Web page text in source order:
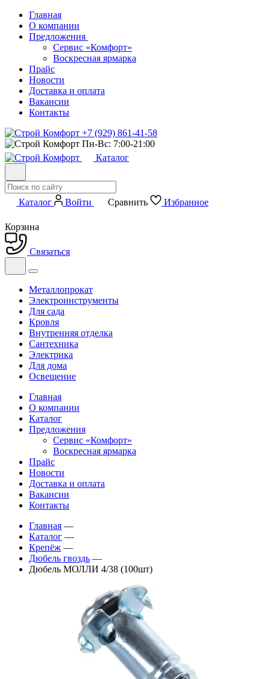
Главная
О компании
Предложения
Сервис «Комфорт»
Воскресная ярмарка
Прайс
Новости
Доставка и оплата
Вакансии
Контакты
+7 (929) 861-41-58
Пн-Вс: 7:00-21:00
Каталог
Каталог Войти Сравнить Избранное
Корзина
Связаться
Металлопрокат
Электроинструменты
Для сада
Кровля
Внутренняя отделка
Сантехника
Электрика
Для дома
Освещение
Главная
О компании
Каталог
Предложения
Сервис «Комфорт»
Воскресная ярмарка
Прайс
Новости
Доставка и оплата
Вакансии
Контакты
Главная —
Каталог —
Крепёж —
Дюбель гвоздь —
Дюбель МОЛЛИ 4/38 (100шт)